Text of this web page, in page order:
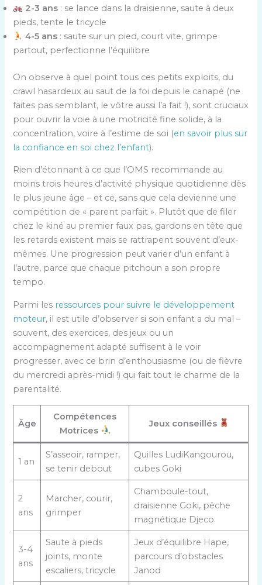
2-3 ans : se lance dans la draisienne, saute à deux
pieds, tente le tricycle
4-5 ans : saute sur un pied, court vite, grimpe
partout, perfectionne l’équilibre
On observe à quel point tous ces petits exploits, du
crawl hasardeux au saut de la foi depuis le canapé (ne
faites pas semblant, le vôtre aussi l’a fait !), sont cruciaux
pour ouvrir la voie à une motricité fine solide, à la
concentration, voire à l’estime de soi (en savoir plus sur
la confiance en soi chez l’enfant).
Rien d’étonnant à ce que l’OMS recommande au
moins trois heures d’activité physique quotidienne dès
le plus jeune âge – et ce, sans que cela devienne une
compétition de « parent parfait ». Plutôt que de filer
chez le kiné au premier faux pas, gardons en tête que
les retards existent mais se rattrapent souvent d’eux-
mêmes. Une progression peut varier d’un enfant à
l’autre, parce que chaque pitchoun a son propre
tempo.
Parmi les ressources pour suivre le développement
moteur, il est utile d’observer si son enfant a du mal –
souvent, des exercices, des jeux ou un
accompagnement adapté suffisent à le voir
progresser, avec ce brin d’enthousiasme (ou de fièvre
du mercredi après-midi !) qui fait tout le charme de la
parentalité.
Âge
Compétences
Motrices
Jeux conseillés
1 an
S’asseoir, ramper,
se tenir debout
Quilles LudiKangourou,
cubes Goki
2
ans
Marcher, courir,
grimper
Chamboule-tout,
draisienne Goki, pêche
magnétique Djeco
3-4
ans
Saute à pieds
joints, monte
escaliers, tricycle
Jeux d’équilibre Hape,
parcours d’obstacles
Janod